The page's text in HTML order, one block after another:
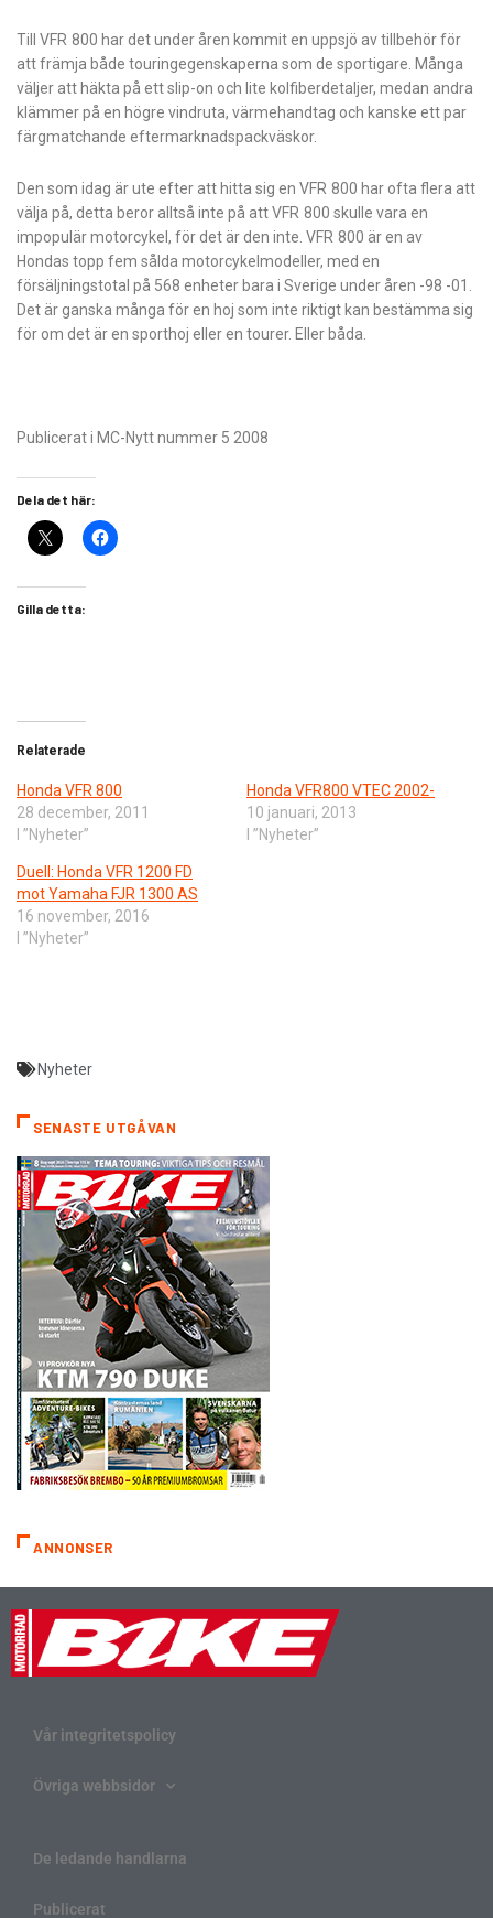
Till VFR 800 har det under åren kommit en uppsjö av tillbehör för
att främja både touringegenskaperna som de sportigare. Många
väljer att häkta på ett slip-on och lite kolfiberdetaljer, medan andra
klämmer på en högre vindruta, värmehandtag och kanske ett par
färgmatchande eftermarknadspackväskor.
Den som idag är ute efter att hitta sig en VFR 800 har ofta flera att
välja på, detta beror alltså inte på att VFR 800 skulle vara en
impopulär motorcykel, för det är den inte. VFR 800 är en av
Hondas topp fem sålda motorcykelmodeller, med en
försäljningstotal på 568 enheter bara i Sverige under åren -98 -01.
Det är ganska många för en hoj som inte riktigt kan bestämma sig
för om det är en sporthoj eller en tourer. Eller båda.
Publicerat i MC-Nytt nummer 5 2008
Dela det här:
Gilla detta:
Relaterade
Honda VFR 800
28 december, 2011
I ”Nyheter”
Honda VFR800 VTEC 2002-
10 januari, 2013
I ”Nyheter”
Duell: Honda VFR 1200 FD
mot Yamaha FJR 1300 AS
16 november, 2016
I ”Nyheter”
Nyheter
SENASTE UTGÅVAN
ANNONSER
Vår integritetspolicy
Övriga webbsidor
De ledande handlarna
Publicerat